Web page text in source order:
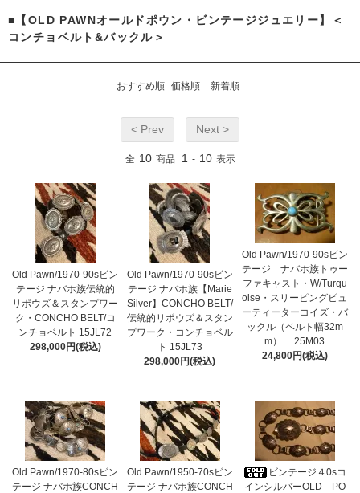
■【OLD PAWNオールドポウン・ビンテージジュエリー】＜
コンチョベルト&バックル＞
おすすめ順 価格順 新着順
< Prev Next >
全 10 商品 1 - 10 表示
Old Pawn/1970-90sビン
テージ ナバホ族伝統的
リポウズ＆スタンプワー
ク・CONCHO BELT/コ
ンチョベルト 15JL72
298,000円(税込)
Old Pawn/1970-90sビン
テージ ナバホ族【Marie
Silver】CONCHO BELT/
伝統的リポウズ＆スタン
プワーク・コンチョベル
ト 15JL73
298,000円(税込)
Old Pawn/1970-90sビン
テージ ナバホ族トゥー
ファキャスト・W/Turqu
oise・スリーピングビュ
ーティーターコイズ・バ
ックル（ベルト幅32m
m） 25M03
24,800円(税込)
Old Pawn/1970-80sビン
テージ ナバホ族CONCH
Old Pawn/1950-70sビン
テージ ナバホ族CONCH
ビンテージ４0sコ
インシルバーOLD PO